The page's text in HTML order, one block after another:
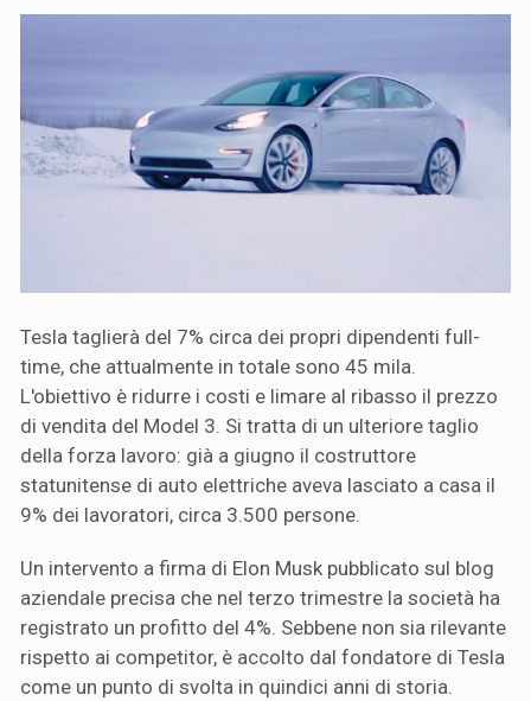
Tesla taglierà del 7% circa dei propri dipendenti full-
time, che attualmente in totale sono 45 mila.
L'obiettivo è ridurre i costi e limare al ribasso il prezzo
di vendita del Model 3. Si tratta di un ulteriore taglio
della forza lavoro: già a giugno il costruttore
statunitense di auto elettriche aveva lasciato a casa il
9% dei lavoratori, circa 3.500 persone.
Un intervento a firma di Elon Musk pubblicato sul blog
aziendale precisa che nel terzo trimestre la società ha
registrato un profitto del 4%. Sebbene non sia rilevante
rispetto ai competitor, è accolto dal fondatore di Tesla
come un punto di svolta in quindici anni di storia.